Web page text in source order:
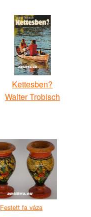
Kettesben?
Walter Trobisch
Festett fa váza